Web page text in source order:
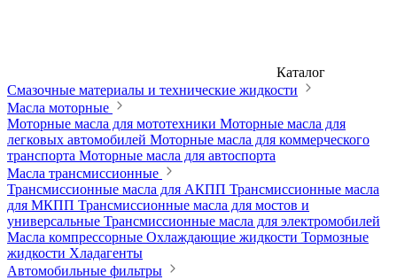
Каталог
Смазочные материалы и технические жидкости
Масла моторные
Моторные масла для мототехники Моторные масла для
легковых автомобилей Моторные масла для коммерческого
транспорта Моторные масла для автоспорта
Масла трансмиссионные
Трансмиссионные масла для АКПП Трансмиссионные масла
для МКПП Трансмиссионные масла для мостов и
универсальные Трансмиссионные масла для электромобилей
Масла компрессорные Охлаждающие жидкости Тормозные
жидкости Хладагенты
Автомобильные фильтры